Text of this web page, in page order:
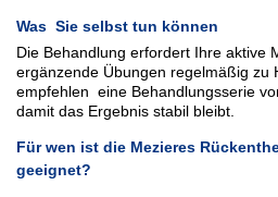
Was Sie selbst tun können
Die Behandlung erfordert Ihre aktive
ergänzende Übungen regelmäßig zu
empfehlen eine Behandlungsserie
damit das Ergebnis stabil bleibt.
Für wen ist die Mezieres
geeignet?